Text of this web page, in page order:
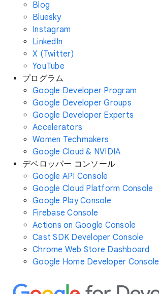
Blog
Bluesky
Instagram
LinkedIn
X (Twitter)
YouTube
プログラム
Google Developer Program
Google Developer Groups
Google Developer Experts
Accelerators
Women Techmakers
Google Cloud & NVIDIA
デベロッパー コンソール
Google API Console
Google Cloud Platform Console
Google Play Console
Firebase Console
Actions on Google Console
Cast SDK Developer Console
Chrome Web Store Dashboard
Google Home Developer Console